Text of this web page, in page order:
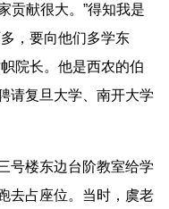
贡献很大。”得知我是
，要向他们多学东
院长。他是西农的伯
请复旦大学、南开大学
号楼东边台阶教室给学
去占座位。当时，虞老